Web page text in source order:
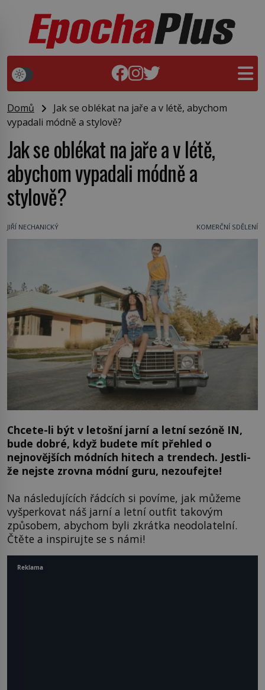
Domů
Jak se oblékat na jaře a v létě, abychom
vypadali módně a stylově?
Jak se oblékat na jaře a v létě,
abychom vypadali módně a
stylově?
JIŘÍ NECHANICKÝ KOMERČNÍ SDĚLENÍ
Chcete-li být v letošní jarní a letní sezóně IN,
bude dobré, když budete mít přehled o
nejnovějších módních hitech a trendech. Jestli-
že nejste zrovna módní guru, nezoufejte!
Na následujících řádcích si povíme, jak můžeme
vyšperkovat náš jarní a letní outfit takovým
způsobem, abychom byli zkrátka neodolatelní.
Čtěte a inspirujte se s námi!
Reklama